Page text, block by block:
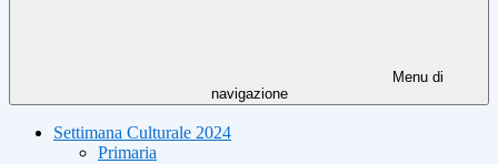
Menu di
navigazione
Settimana Culturale 2024
Primaria